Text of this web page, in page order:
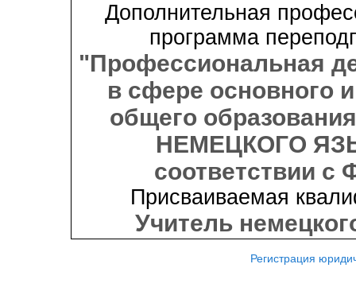
Дополнительная
программа
"Профессиональная
в сфере основного
общего
НЕМЕЦКОГО
соответствии с
Присваиваемая
Учитель
Регистрация